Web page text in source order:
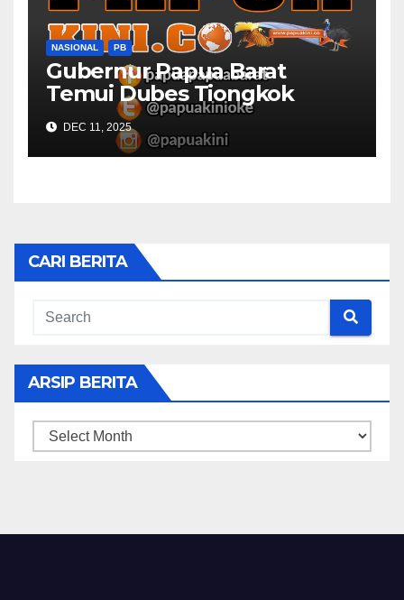
NASIONAL PB
Gubernur Papua Barat
Temui Dubes Tiongkok
Bahas Potensi Investasi
DEC 11, 2025
CARI BERITA
ARSIP BERITA
ARSIP